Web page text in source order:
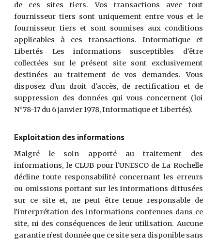
de ces sites tiers. Vos transactions avec tout
fournisseur tiers sont uniquement entre vous et le
fournisseur tiers et sont soumises aux conditions
applicables à ces transactions. Informatique et
Libertés Les informations susceptibles d'être
collectées sur le présent site sont exclusivement
destinées au traitement de vos demandes. Vous
disposez d'un droit d'accès, de rectification et de
suppression des données qui vous concernent (loi
N°78-17 du 6 janvier 1978, Informatique et Libertés).
Exploitation des informations
Malgré le soin apporté au traitement des
informations, le CLUB pour l'UNESCO de La Rochelle
décline toute responsabilité concernant les erreurs
ou omissions portant sur les informations diffusées
sur ce site et, ne peut être tenue responsable de
l'interprétation des informations contenues dans ce
site, ni des conséquences de leur utilisation. Aucune
garantie n’est donnée que ce site sera disponible sans